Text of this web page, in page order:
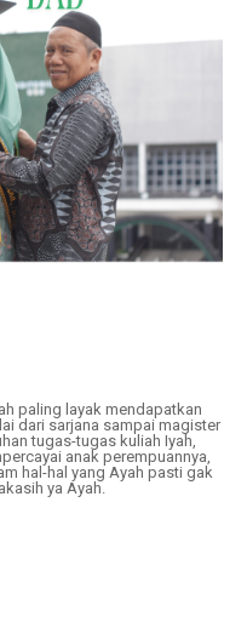
paling layak mendapatkan
dari sarjana sampai magister
tugas-tugas kuliah Iyah,
anak perempuannya,
hal-hal yang Ayah pasti gak
ya Ayah.